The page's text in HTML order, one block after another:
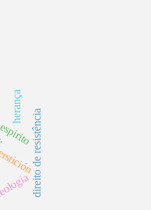
herança
direito de resistência